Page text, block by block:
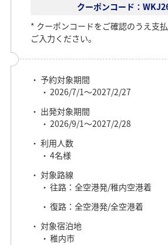
クーポンコード：
クーポンコードをご確認のうえ支
ご入力ください。
予約対象期間
2026/7/1～2027/2/27
出発対象期間
2026/9/1～2027/2/28
利用人数
4名様
対象路線
往路：全空港発/稚内空港着
復路：全空港発/全空港着
対象宿泊地
稚内市